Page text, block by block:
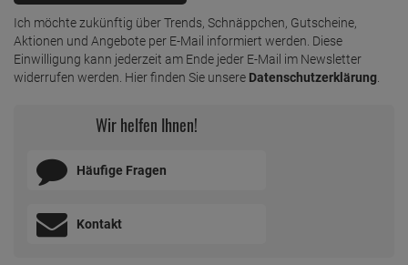
Ich möchte zukünftig über Trends, Schnäppchen, Gutscheine,
Aktionen und Angebote per E-Mail informiert werden. Diese
Einwilligung kann jederzeit am Ende jeder E-Mail im Newsletter
widerrufen werden. Hier finden Sie unsere Datenschutzerklärung
Wir helfen Ihnen!
Häufige Fragen
Kontakt